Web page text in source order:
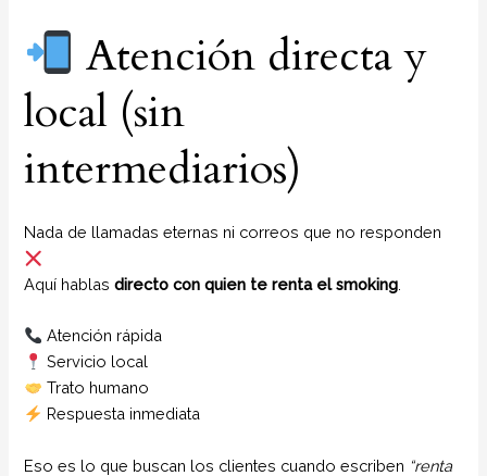
Atención directa y
local (sin
intermediarios)
Nada de llamadas eternas ni correos que no responden
Aquí hablasdirecto con quien te renta el smoking
Atención rápida
Servicio local
Trato humano
Respuesta inmediata
Eso es lo que buscan los clientes cuando escriben “renta